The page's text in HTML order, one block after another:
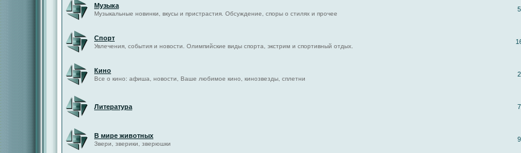
Музыка
Музыкальные новинки, вкусы и пристрастия. Обсуждение, споры о стилях и прочее
5
Спорт
Увлечения, события и новости. Олимпийские виды спорта, экстрим и спортивный отдых.
Кино
Все о кино: афиша, новости, Ваше любимое кино, кинозвезды, сплетни
2
Литература 7
В мире животных
Звери, зверики, зверюшки
9